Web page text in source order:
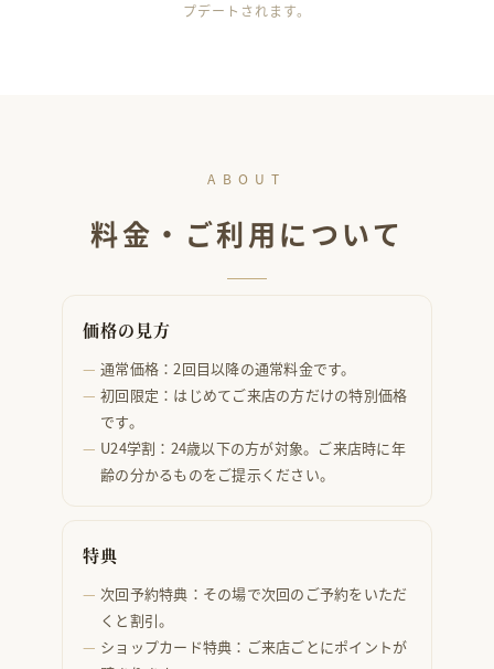
プデートされます。
ABOUT
料金・ご利用について
価格の見方
通常価格：2回目以降の通常料金です。
初回限定：はじめてご来店の方だけの特別価格
です。
U24学割：24歳以下の方が対象。ご来店時に年
齢の分かるものをご提示ください。
特典
次回予約特典：その場で次回のご予約をいただ
くと割引。
ショップカード特典：ご来店ごとにポイントが